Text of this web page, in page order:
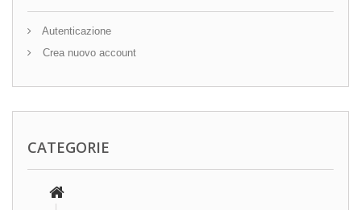
Autenticazione
Crea nuovo account
CATEGORIE